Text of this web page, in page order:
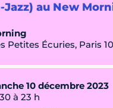
Jazz) au New
Petites Écuries, Paris
10 décembre 2023
à 23 h